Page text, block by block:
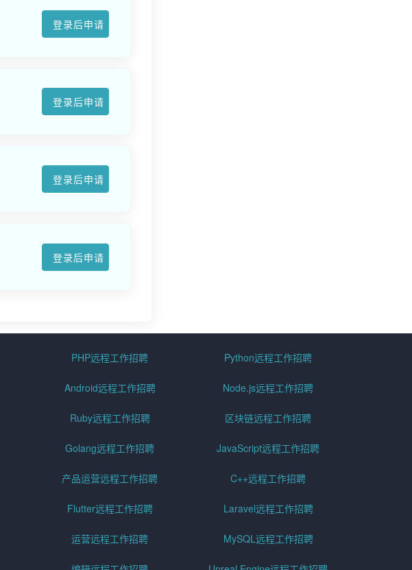
登录后申请
登录后申请
登录后申请
登录后申请
PHP远程工作招聘 Python远程工作招聘
Android远程工作招聘 Node.js远程工作招聘
Ruby远程工作招聘 区块链远程工作招聘
Golang远程工作招聘 JavaScript远程工作招聘
产品运营远程工作招聘 C++远程工作招聘
Flutter远程工作招聘 Laravel远程工作招聘
运营远程工作招聘 MySQL远程工作招聘